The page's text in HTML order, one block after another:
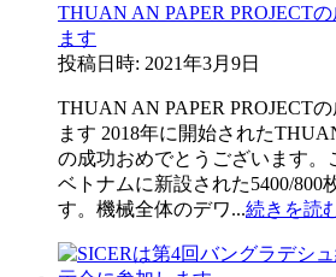
THUAN AN PAPER PROJECT
ます
投稿日時: 2021年3月9日
THUAN AN PAPER PROJECT
ます 2018年に開始された
の成功おめでとうございます。
ベトナムに新設された5400/800
す。機械全体のデワ...続きを読